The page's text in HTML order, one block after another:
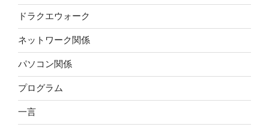
ドラクエウォーク
ネットワーク関係
パソコン関係
プログラム
一言